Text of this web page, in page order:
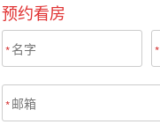
预约看房
* *
*